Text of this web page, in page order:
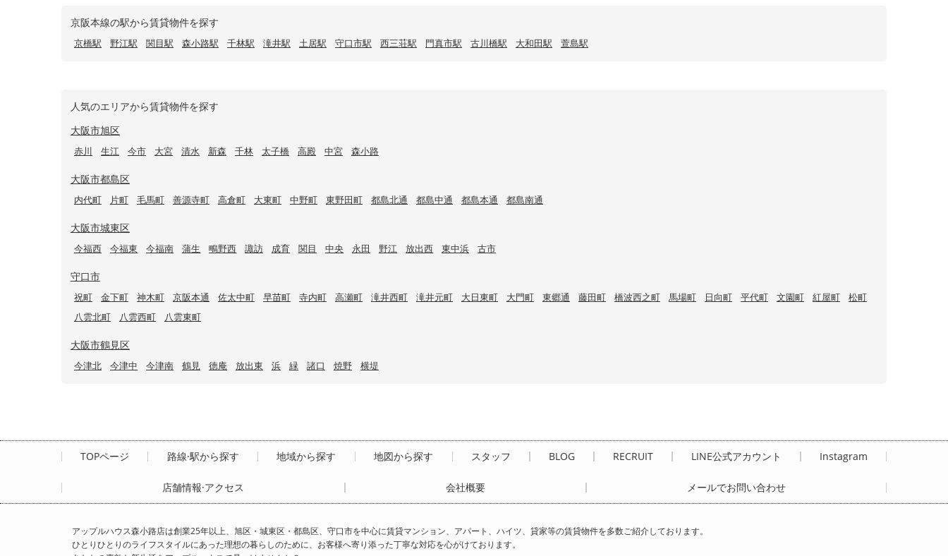
京阪本線の駅から賃貸物件を探す
京橋駅 野江駅 関目駅 森小路駅 千林駅 滝井駅 土居駅 守口市駅 西三荘駅 門真市駅 古川橋駅 大和田駅 萱島駅
人気のエリアから賃貸物件を探す
大阪市旭区
赤川 生江 今市 大宮 清水 新森 千林 太子橋 高殿 中宮 森小路
大阪市都島区
内代町 片町 毛馬町 善源寺町 高倉町 大東町 中野町 東野田町 都島北通 都島中通 都島本通 都島南通
大阪市城東区
今福西 今福東 今福南 蒲生 鴫野西 諏訪 成育 関目 中央 永田 野江 放出西 東中浜 古市
守口市
祝町 金下町 神木町 京阪本通 佐太中町 早苗町 寺内町 高瀬町 滝井西町 滝井元町 大日東町 大門町 東郷通 藤田町 橋波西之町 馬場町 日向町 平代町 文園町 紅屋町
松町
八雲北町
八雲西町 八雲東町
大阪市鶴見区
今津北 今津中 今津南 鶴見 徳庵 放出東 浜 緑 諸口 焼野 横堤
TOPページ 路線·駅から探す 地域から探す 地図から探す スタッフ BLOG RECRUIT LINE公式アカウント Instagram
店舗情報·アクセス 会社概要 メールでお問い合わせ
アップルハウス森小路店は創業25年以上、旭区・城東区・都島区、守口市を中心に賃貸マンション、アパート、ハイツ、貸家等の賃貸物件を多数ご紹介しております。
ひとりひとりのライフスタイルにあった理想の暮らしのために、お客様へ寄り添った丁寧な対応を心がけております。